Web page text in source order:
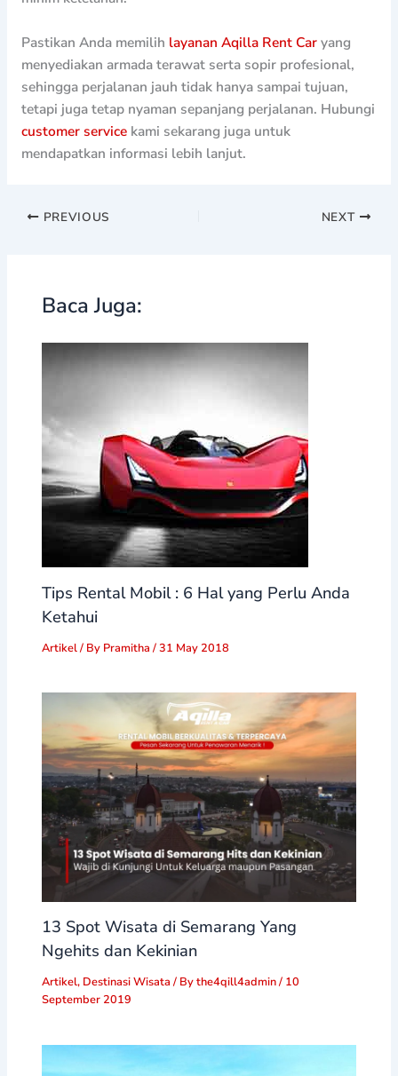
Pastikan Anda memilih layanan Aqilla Rent Caryang
menyediakan armada terawat serta sopir profesional,
sehingga perjalanan jauh tidak hanya sampai tujuan,
tetapi juga tetap nyaman sepanjang perjalanan. Hubungi
customer servicekami sekarang juga untuk
mendapatkan informasi lebih lanjut.
PREVIOUS NEXT
Baca Juga:
Tips Rental Mobil : 6 Hal yang Perlu Anda
Ketahui
Artikel/ By Pramitha/31 May 2018
13 Spot Wisata di Semarang Yang
Ngehits dan Kekinian
Artikel, Destinasi Wisata/ Bythe4qill4admin/ 10
September 2019